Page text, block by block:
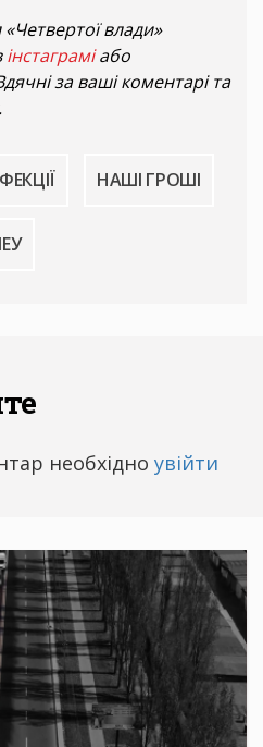
влади»
інстаграміабо
за ваші коментарі та
НАШІ ГРОШІ
необхідно увійти